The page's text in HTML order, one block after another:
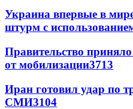
Украина впервые в
штурм с
Правительство
от мобилизации3713
Иран готовил удар по
СМИ3104